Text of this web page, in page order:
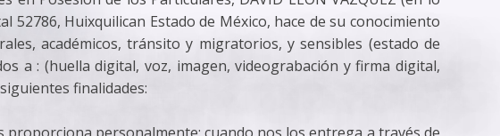
52786, Huixquilican Estado de México, hace de su conocimiento
académicos, tránsito y migratorios, y sensibles (estado de
a : (huella digital, voz, imagen, videograbación y firma digital,
finalidades: